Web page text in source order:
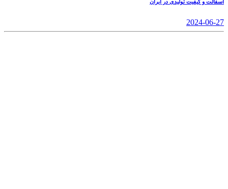
آسفالت و کیفیت تولیدی در ایران
2024-06-27